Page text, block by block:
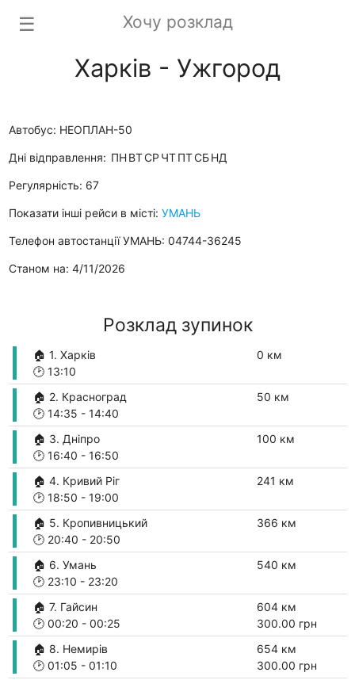
Хочу розклад
☰
Харків - Ужгород
Автобус: НЕОПЛАН-50
Дні відправлення: ПН ВТСР ЧТ ПТСБ НД
Регулярність: 67
Показати інші рейси в місті: УМАНЬ
Телефон автостанції УМАНЬ: 04744-36245
Станом на: 4/11/2026
Розклад зупинок
🏠 1. Харків
🕑13:10
0 км
🏠 2. Красноград
🕑14:35 - 14:40
50 км
🏠 3. Дніпро
🕑16:40 - 16:50
100 км
🏠 4. Кривий Ріг
🕑18:50 - 19:00
241 км
🏠 5. Кропивницький
🕑20:40 - 20:50
366 км
🏠 6. Умань
🕑23:10 - 23:20
540 км
🏠 7. Гайсин
🕑00:20 - 00:25
604 км
300.00 грн
🏠 8. Немирів
🕑01:05 - 01:10
654 км
300.00 грн